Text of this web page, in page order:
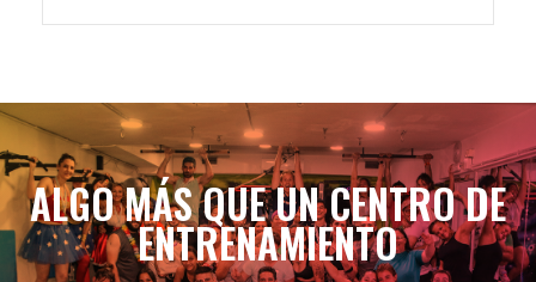
ALGO MÁS QUE UN CENTRO DE
ENTRENAMIENTO